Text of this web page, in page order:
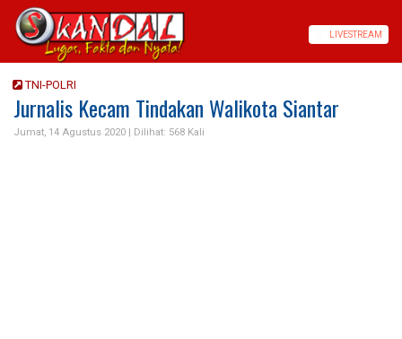
LIVESTREAM
TNI-POLRI
Jurnalis Kecam Tindakan Walikota Siantar
Jumat, 14 Agustus 2020 | Dilihat: 568 Kali